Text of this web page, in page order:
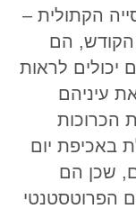
הקתולית –
הקודש, הם
יכולים לראות
עיניהם
הכרוכות
באכיפת יום
שכן הם
הפרוטסטנטי